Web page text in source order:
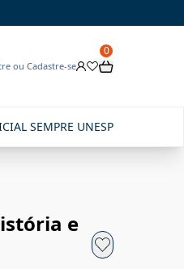
ou Cadastre-se
0
SEMPRE UNESP
e